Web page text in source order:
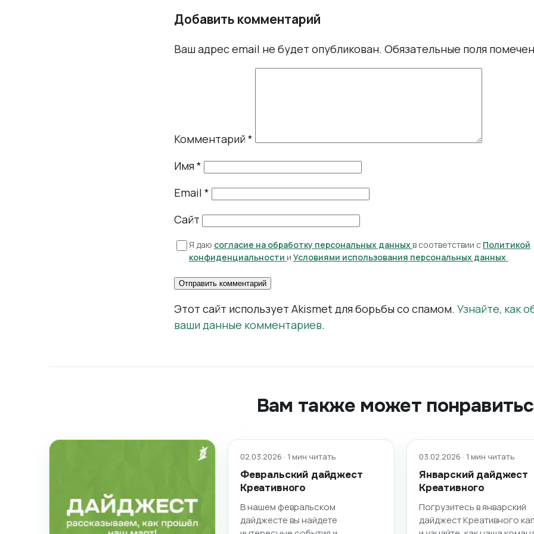
Добавить комментарий
Ваш адрес email не будет опубликован. Обязательные поля
Комментарий*
Имя*
Email *
Сайт
Я даю согласие на обработку персональных данных в соответствии с Политикой
конфиденциальности и Условиями использования персональных данных
Этот сайт использует Akismet для борьбы со спамом. Узнайте, как
ваши данные комментариев.
Вам также может
02.03.2026 · 1 мин читать
Февральский дайджест
Креативного
В нашем февральском
дайджесте вы найдете
03.02.2026 · 1 мин читать
Январский дайджест
Креативного
Погрузитесь в январский
дайджест Креативного